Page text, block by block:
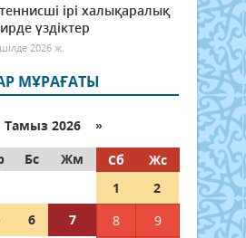
ірі халықаралық
үздіктер
2026 ж.
МҰРАҒАТЫ
2026 »
Бс Жм Сб
Жс
1
2
6 7 8
9